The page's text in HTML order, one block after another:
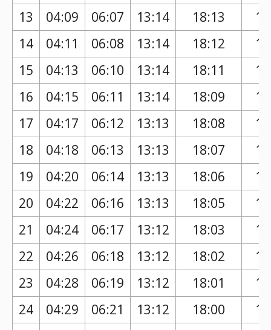
13 04:09 06:07 13:14 18:13
14
04:11 06:08 13:14 18:12
15
04:13 06:10 13:14 18:11
16
04:15 06:11 13:14 18:09
17
04:17 06:12 13:13 18:08
18
04:18 06:13 13:13 18:07
19
04:20 06:14 13:13 18:06
20
04:22 06:16 13:13 18:05
21
04:24 06:17 13:12 18:03
22
04:26 06:18 13:12 18:02
23
04:28 06:19 13:12 18:01
24
04:29 06:21 13:12 18:00